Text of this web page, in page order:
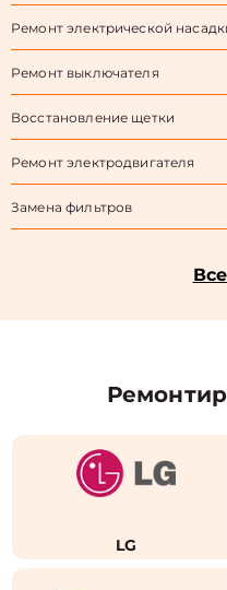
Ремонт электрической
Ремонт выключателя
Восстановление щетки
Ремонт электродвигателя
Замена фильтров
LG